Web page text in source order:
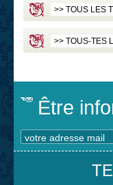
Être